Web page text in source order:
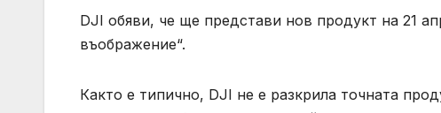
DJI обяви, че ще представи нов продукт на 21
въображение“.
Както е типично, DJI не е разкрила точната